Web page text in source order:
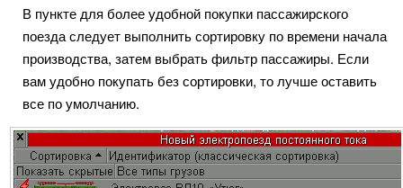
В пункте для более удобной покупки пассажирского
поезда следует выполнить сортировку по времени начала
производства, затем выбрать фильтр пассажиры. Если
вам удобно покупать без сортировки, то лучше оставить
все по умолчанию.